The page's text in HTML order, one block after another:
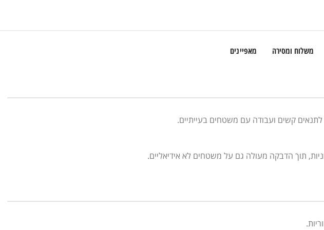
משלוח ומסירה מאפיינים
קשים ועבודה עם משטחים בעייתיים.
תוך הדבקה מעולה גם על משטחים לא אידיאליים.